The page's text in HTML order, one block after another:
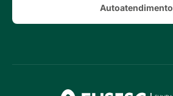
Autoatendimento